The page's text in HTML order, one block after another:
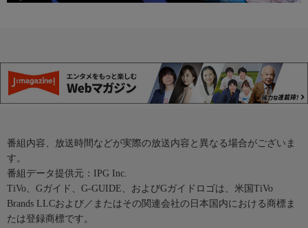
番組内容、放送時間などが実際の放送内容と異なる場合がございま
す。
番組データ提供元：IPG Inc.
TiVo、Gガイド、G-GUIDE、およびGガイドロゴは、米国TiVo
Brands LLCおよび／またはその関連会社の日本国内における商標ま
たは登録商標です。